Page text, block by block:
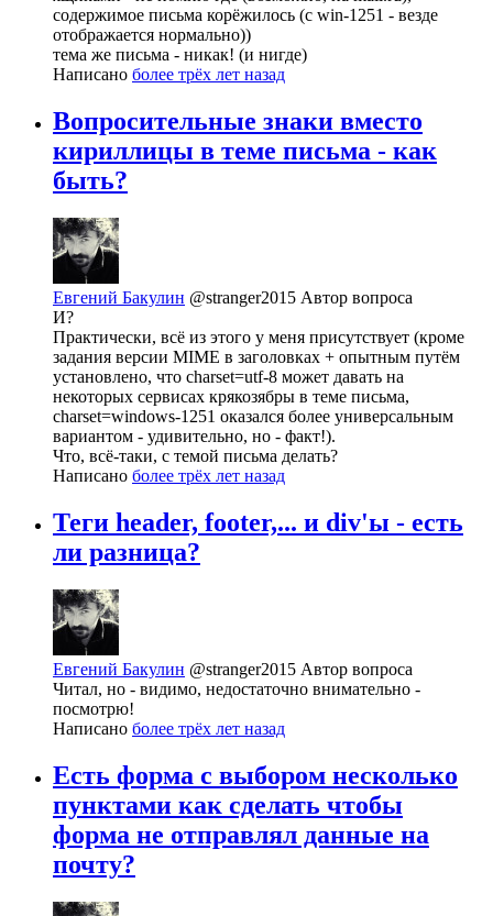
содержимое письма корёжилось (с win-1251 - везде
отображается нормально))
тема же письма - никак! (и нигде)
Написано более трёх лет назад
Вопросительные знаки вместо
кириллицы в теме письма - как
быть?
Евгений Бакулин @stranger2015 Автор вопроса
И?
Практически, всё из этого у меня присутствует (кроме
задания версии MIME в заголовках + опытным путём
установлено, что charset=utf-8 может давать на
некоторых сервисах крякозябры в теме письма,
charset=windows-1251 оказался более универсальным
вариантом - удивительно, но - факт!).
Что, всё-таки, с темой письма делать?
Написано более трёх лет назад
Теги header, footer,... и div'ы - есть
ли разница?
Евгений Бакулин @stranger2015 Автор вопроса
Читал, но - видимо, недостаточно внимательно -
посмотрю!
Написано более трёх лет назад
Есть форма с выбором несколько
пунктами как сделать чтобы
форма не отправлял данные на
почту?